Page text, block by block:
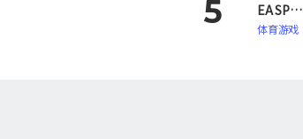
EA SPORTS FC 26
体育游戏